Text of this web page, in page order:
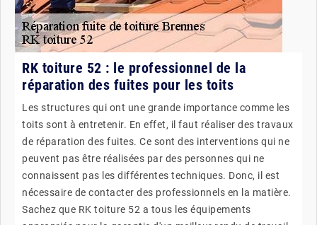
RK toiture 52 : le professionnel de la
réparation des fuites pour les toits
Les structures qui ont une grande importance comme les
toits sont à entretenir. En effet, il faut réaliser des travaux
de réparation des fuites. Ce sont des interventions qui ne
peuvent pas être réalisées par des personnes qui ne
connaissent pas les différentes techniques. Donc, il est
nécessaire de contacter des professionnels en la matière.
Sachez que RK toiture 52 a tous les équipements